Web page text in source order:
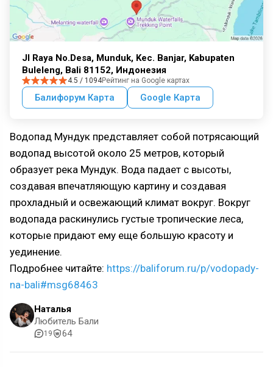
Jl Raya No.Desa, Munduk, Kec. Banjar, Kabupaten
Buleleng, Bali 81152, Индонезия
4.5 / 1094Рейтинг на Google картах
Балифорум Карта Google Карта
Водопад Мундук представляет собой потрясающий
водопад высотой около 25 метров, который
образует река Мундук. Вода падает с высоты,
создавая впечатляющую картину и создавая
прохладный и освежающий климат вокруг. Вокруг
водопада раскинулись густые тропические леса,
которые придают ему еще большую красоту и
уединение.
Подробнее читайте: https://baliforum.ru/p/vodopady-
na-bali#msg68463
Наталья
Любитель Бали
19 64